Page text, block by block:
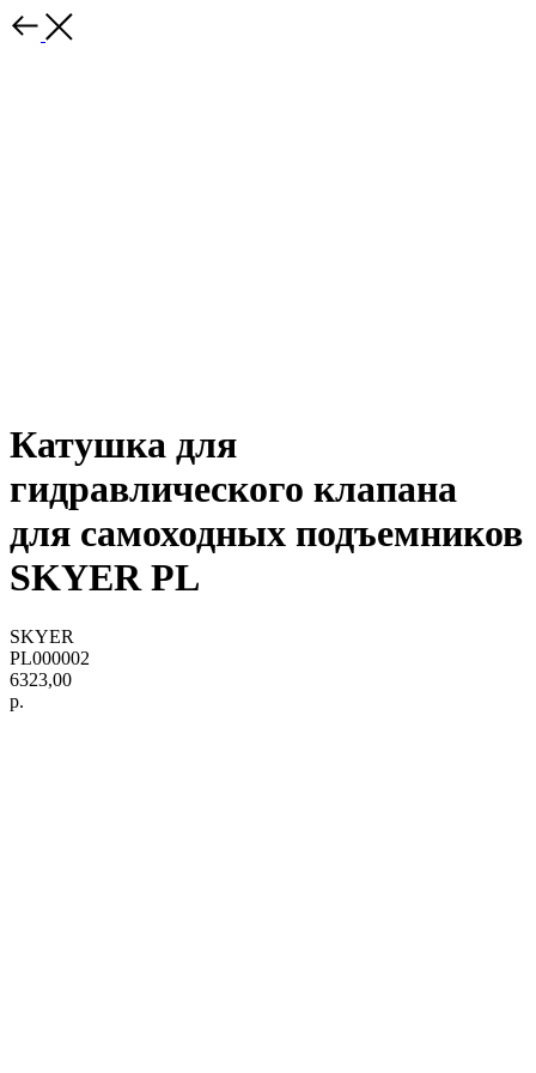
Катушка для
гидравлического клапана
для самоходных подъемников
SKYER PL
SKYER
PL000002
6323,00
р.